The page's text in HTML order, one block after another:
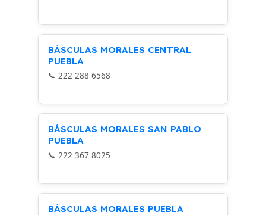
BÁSCULAS MORALES CENTRAL
PUEBLA
222 288 6568
BÁSCULAS MORALES SAN PABLO
PUEBLA
222 367 8025
BÁSCULAS MORALES PUEBLA